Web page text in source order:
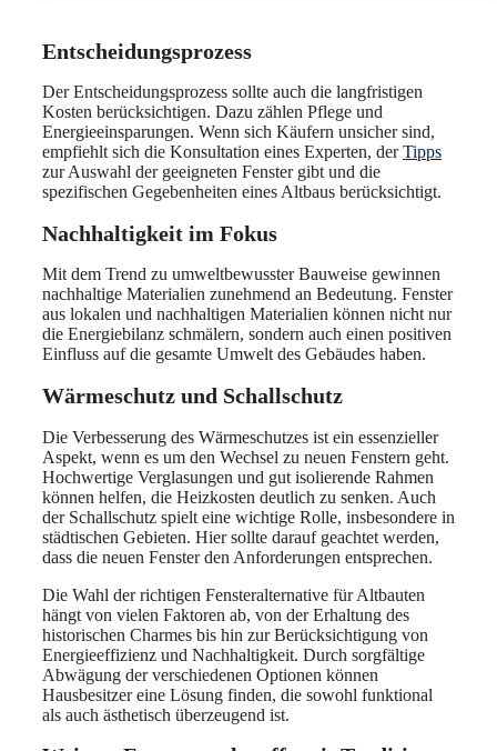
Entscheidungsprozess
Der Entscheidungsprozess sollte auch die langfristigen
Kosten berücksichtigen. Dazu zählen Pflege und
Energieeinsparungen. Wenn sich Käufern unsicher sind,
empfiehlt sich die Konsultation eines Experten, derTipps
zur Auswahl der geeigneten Fenster gibt und die
spezifischen Gegebenheiten eines Altbaus berücksichtigt.
Nachhaltigkeit im Fokus
Mit dem Trend zu umweltbewusster Bauweise gewinnen
nachhaltige Materialien zunehmend an Bedeutung. Fenster
aus lokalen und nachhaltigen Materialien können nicht nur
die Energiebilanz schmälern, sondern auch einen positiven
Einfluss auf die gesamte Umwelt des Gebäudes haben.
Wärmeschutz und Schallschutz
Die Verbesserung des Wärmeschutzes ist ein essenzieller
Aspekt, wenn es um den Wechsel zu neuen Fenstern geht.
Hochwertige Verglasungen und gut isolierende Rahmen
können helfen, die Heizkosten deutlich zu senken. Auch
der Schallschutz spielt eine wichtige Rolle, insbesondere in
städtischen Gebieten. Hier sollte darauf geachtet werden,
dass die neuen Fenster den Anforderungen entsprechen.
Die Wahl der richtigen Fensteralternative für Altbauten
hängt von vielen Faktoren ab, von der Erhaltung des
historischen Charmes bis hin zur Berücksichtigung von
Energieeffizienz und Nachhaltigkeit. Durch sorgfältige
Abwägung der verschiedenen Optionen können
Hausbesitzer eine Lösung finden, die sowohl funktional
als auch ästhetisch überzeugend ist.